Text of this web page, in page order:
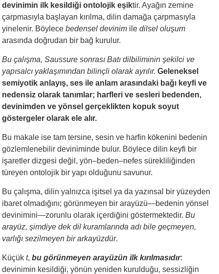
devinimin ilk kesildiği ontolojik eşiktir. Ayağın zemine
çarpmasıyla başlayan kırılma, dilin damağa çarpmasıyla
yinelenir. Böylecebedensel devinim iledilsel oluşum
arasında doğrudan bir bağ kurulur.
Bu çalışma, Saussure sonrası Batı dilbiliminin şekilci ve
yapısalcı yaklaşımından bilinçli olarak ayrılır. Geleneksel
semiyotik anlayış, ses ile anlam arasındaki bağı keyfi ve
nedensiz olarak tanımlar; harfleri ve sesleri bedenden,
devinimden ve yönsel gerçeklikten kopuk soyut
göstergeler olarak ele alır.
Bu makale ise tam tersine, sesin ve harfin kökenini bedenin
gözlemlenebilir deviniminde bulur. Böylece dilin keyfi bir
işaretler dizgesi değil, yön–beden–nefes sürekliliğinden
türeyen ontolojik bir yapı olduğunu savunur.
Bu çalışma, dilin yalnızca işitsel ya da yazınsal bir yüzeyden
ibaret olmadığını; görünmeyen bir arayüzü—bedenin yönsel
devinimini—zorunlu olarak içerdiğini göstermektedir.Bu
arayüz, şimdiye dek dil kuramlarında adı bile geçmeyen,
varlığı sezilmeyen bir arkayüzdür.
Küçükt,bu görünmeyen arayüzün ilk kırılmasıdır:
devinimin kesildiği, yönün yeniden kurulduğu, sessizliğin